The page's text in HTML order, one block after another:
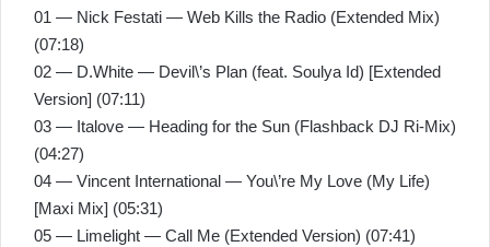
01 — Nick Festati — Web Kills the Radio (Extended Mix)
(07:18)
02 — D.White — Devil\’s Plan (feat. Soulya Id) [Extended
Version] (07:11)
03 — Italove — Heading for the Sun (Flashback DJ Ri-Mix)
(04:27)
04 — Vincent International — You\’re My Love (My Life)
[Maxi Mix] (05:31)
05 — Limelight — Call Me (Extended Version) (07:41)